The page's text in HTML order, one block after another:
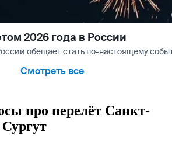
2026 года в России
обещает стать по-настоящему
Смотреть все
про перелёт Санкт-